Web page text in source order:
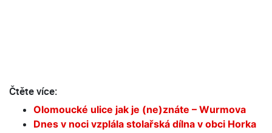
Čtěte více:
Olomoucké ulice jak je (ne)znáte – Wurmova
Dnes v noci vzplála stolařská dílna v obci Horka